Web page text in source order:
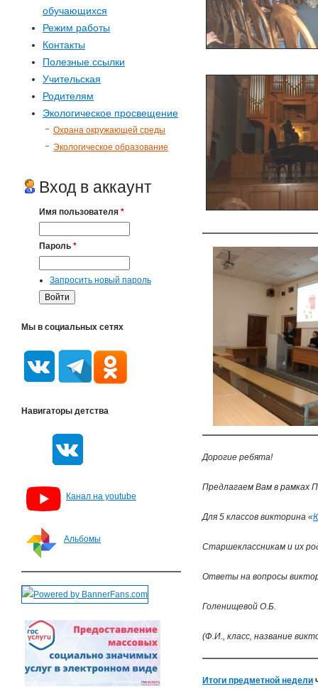
Дорогие ребята!
Предлагаем Вам в рамках
Для 5 классов викторина «
Старшеклассникам и их
Ответы на вопросы
Голенищевой О.Б.
(Ф.И., класс, название
Итоги предметной недели
обучающихся
Режим работы
Контакты
Полезные ссылки
Учительская
Родителям
Экологическое просвещение
Охрана окружающей среды
Экологическое образование
Вход в аккаунт
Имя пользователя *
Пароль *
Запросить новый пароль
Мы в социальных сетях
Навигаторы детства
Канал на youtube
Альбомы